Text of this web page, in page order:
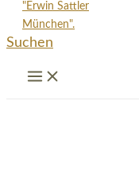
Suchen